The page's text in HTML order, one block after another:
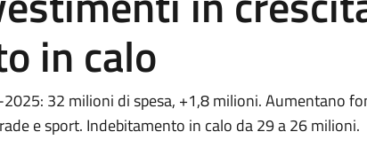
in calo
32 milioni di spesa, +1,8 milioni. Aumentano
e sport. Indebitamento in calo da 29 a 26 milioni.